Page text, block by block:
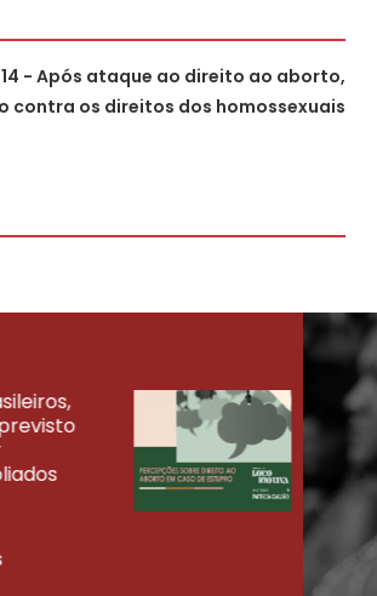
- Após ataque ao direito ao aborto,
contra os direitos dos homossexuais
23